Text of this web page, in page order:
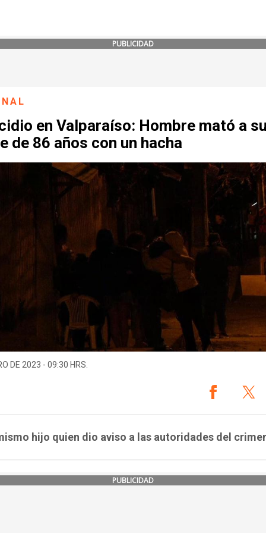
PUBLICIDAD
en Valparaíso: Hombre mató a
de 86 años con un hacha
DE 2023 - 09:30 HRS.
hijo quien dio aviso a las autoridades del
PUBLICIDAD